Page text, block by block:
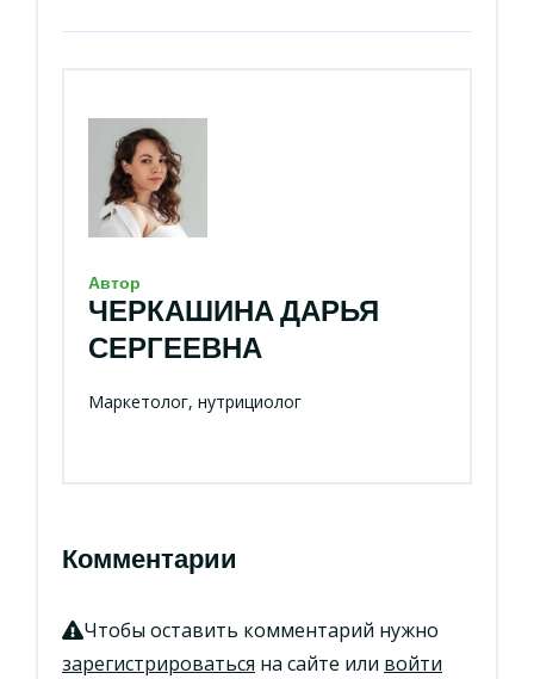
Автор
ЧЕРКАШИНА ДАРЬЯ
СЕРГЕЕВНА
Маркетолог, нутрициолог
Комментарии
Чтобы оставить комментарий нужно
зарегистрироваться на сайте или войти